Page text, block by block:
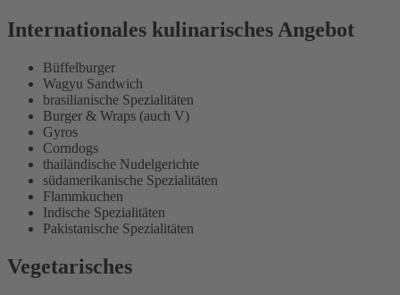
Internationales kulinarisches Angebot
Büffelburger
Wagyu Sandwich
brasilianische Spezialitäten
Burger & Wraps (auch V)
Gyros
Corndogs
thailändische Nudelgerichte
südamerikanische Spezialitäten
Flammkuchen
Indische Spezialitäten
Pakistanische Spezialitäten
Vegetarisches